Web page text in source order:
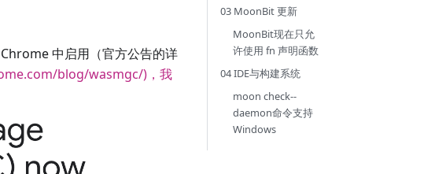
中启用（官方公告的详
blog/wasmgc/)，我
03 MoonBit 更新
MoonBit现在只允
许使用 fn 声明函数
04 IDE与构建系统
moon check--
daemon命令支持
Windows